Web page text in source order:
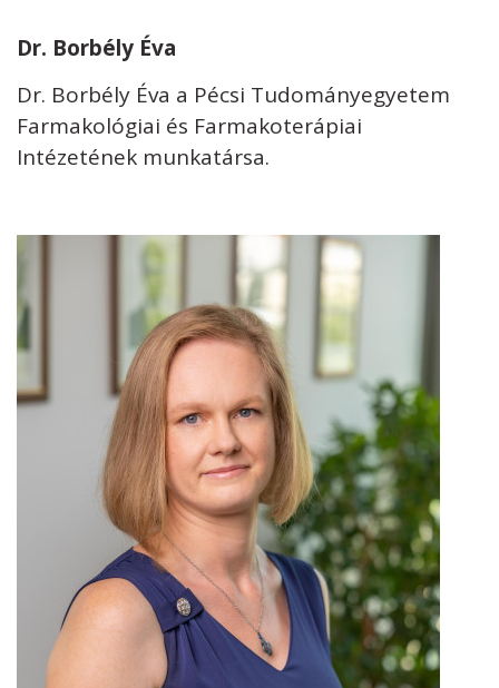
Dr. Borbély Éva
Dr. Borbély Éva a Pécsi Tudományegyetem
Farmakológiai és Farmakoterápiai
Intézetének munkatársa.